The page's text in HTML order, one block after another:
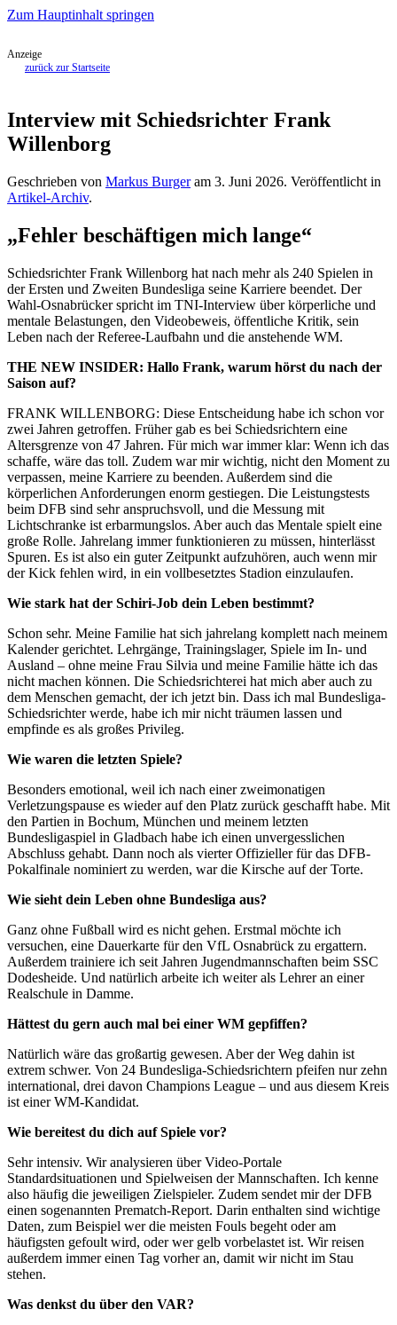
Zum Hauptinhalt springen
Anzeige
zurück zur Startseite
Interview mit Schiedsrichter Frank
Willenborg
Geschrieben von Markus Burgeram 3. Juni 2026. Veröffentlicht in
Artikel-Archiv.
„Fehler beschäftigen mich lange“
Schiedsrichter Frank Willenborg hat nach mehr als 240 Spielen in
der Ersten und Zweiten Bundesliga seine Karriere beendet. Der
Wahl-Osnabrücker spricht im TNI-Interview über körperliche und
mentale Belastungen, den Videobeweis, öffentliche Kritik, sein
Leben nach der Referee-Laufbahn und die anstehende WM.
THE NEW INSIDER: Hallo Frank, warum hörst du nach der
Saison auf?
FRANK WILLENBORG: Diese Entscheidung habe ich schon vor
zwei Jahren getroffen. Früher gab es bei Schiedsrichtern eine
Altersgrenze von 47 Jahren. Für mich war immer klar: Wenn ich das
schaffe, wäre das toll. Zudem war mir wichtig, nicht den Moment zu
verpassen, meine Karriere zu beenden. Außerdem sind die
körperlichen Anforderungen enorm gestiegen. Die Leistungstests
beim DFB sind sehr anspruchsvoll, und die Messung mit
Lichtschranke ist erbarmungslos. Aber auch das Mentale spielt eine
große Rolle. Jahrelang immer funktionieren zu müssen, hinterlässt
Spuren. Es ist also ein guter Zeitpunkt aufzuhören, auch wenn mir
der Kick fehlen wird, in ein vollbesetztes Stadion einzulaufen.
Wie stark hat der Schiri-Job dein Leben bestimmt?
Schon sehr. Meine Familie hat sich jahrelang komplett nach meinem
Kalender gerichtet. Lehrgänge, Trainingslager, Spiele im In- und
Ausland – ohne meine Frau Silvia und meine Familie hätte ich das
nicht machen können. Die Schiedsrichterei hat mich aber auch zu
dem Menschen gemacht, der ich jetzt bin. Dass ich mal Bundesliga-
Schiedsrichter werde, habe ich mir nicht träumen lassen und
empfinde es als großes Privileg.
Wie waren die letzten Spiele?
Besonders emotional, weil ich nach einer zweimonatigen
Verletzungspause es wieder auf den Platz zurück geschafft habe. Mit
den Partien in Bochum, München und meinem letzten
Bundesligaspiel in Gladbach habe ich einen unvergesslichen
Abschluss gehabt. Dann noch als vierter Offizieller für das DFB-
Pokalfinale nominiert zu werden, war die Kirsche auf der Torte.
Wie sieht dein Leben ohne Bundesliga aus?
Ganz ohne Fußball wird es nicht gehen. Erstmal möchte ich
versuchen, eine Dauerkarte für den VfL Osnabrück zu ergattern.
Außerdem trainiere ich seit Jahren Jugendmannschaften beim SSC
Dodesheide. Und natürlich arbeite ich weiter als Lehrer an einer
Realschule in Damme.
Hättest du gern auch mal bei einer WM gepfiffen?
Natürlich wäre das großartig gewesen. Aber der Weg dahin ist
extrem schwer. Von 24 Bundesliga-Schiedsrichtern pfeifen nur zehn
international, drei davon Champions League – und aus diesem Kreis
ist einer WM-Kandidat.
Wie bereitest du dich auf Spiele vor?
Sehr intensiv. Wir analysieren über Video-Portale
Standardsituationen und Spielweisen der Mannschaften. Ich kenne
also häufig die jeweiligen Zielspieler. Zudem sendet mir der DFB
einen sogenannten Prematch-Report. Darin enthalten sind wichtige
Daten, zum Beispiel wer die meisten Fouls begeht oder am
häufigsten gefoult wird, oder wer gelb vorbelastet ist. Wir reisen
außerdem immer einen Tag vorher an, damit wir nicht im Stau
stehen.
Was denkst du über den VAR?